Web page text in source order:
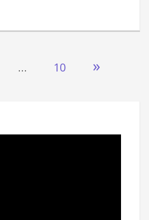
… 10 »